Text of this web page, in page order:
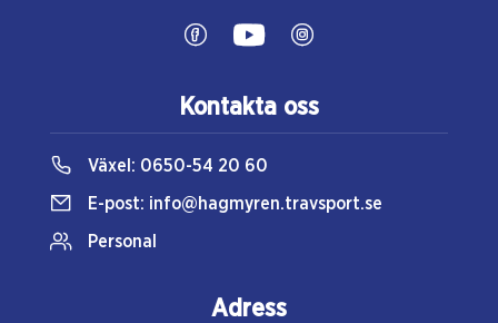
Kontakta oss
Växel: 0650-54 20 60
E-post: info@hagmyren.travsport.se
Personal
Adress